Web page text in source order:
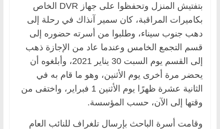
بتفتيش المنزل وتحفظوا على جهاز DVR الخاص
بكاميرات المراقبة، كان سمير آنذاك في رحلة إلى
دهب جنوب سيناء، وطلبوا من أسرته حضوره إلى
قسم التجمع الخامس وعندما عاد من الإجازة ذهب
إلى القسم يوم السبت 30 يناير 2021، وأبلغوه أن
يحضر مرة أخرى يوم الأثنين، وهو ما قام به في
الثانية عشرة ظهرًا يوم الأثنين 1 فبراير، واختفى من
وقتها إلى الآن، حسب المؤسسة.
وقامت أسرة الباحث بإرسال تلغراف للنائب العام